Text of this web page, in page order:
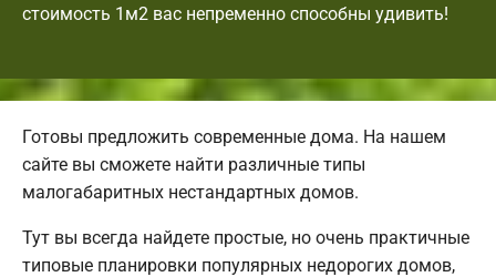
стоимость 1м2 вас непременно способны удивить!
Готовы предложить современные дома. На нашем
сайте вы сможете найти различные типы
малогабаритных нестандартных домов.
Тут вы всегда найдете простые, но очень практичные
типовые планировки популярных недорогих домов,